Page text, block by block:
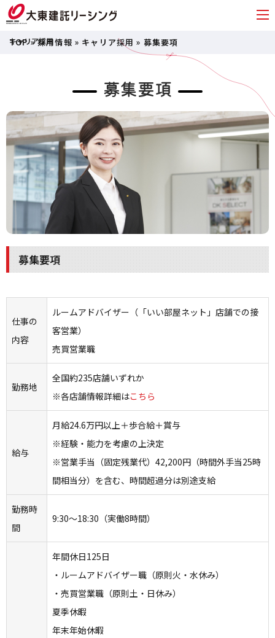
TOP»採用情報 » キャリア採用 » 募集要項
募集要項
募集要項
仕事の
内容
ルームアドバイザー（「いい部屋ネット」店舗での接
客営業）
売買営業職
勤務地
全国約235店舗いずれか
※各店舗情報詳細はこちら
給与
月給24.6万円以上＋歩合給＋賞与
※経験・能力を考慮の上決定
※営業手当（固定残業代）42,200円（時間外手当25時
間相当分）を含む、時間超過分は別途支給
勤務時
間
9:30～18:30（実働8時間）
年間休日125日
・ルームアドバイザー職（原則火・水休み）
・売買営業職（原則土・日休み）
夏季休暇
年末年始休暇